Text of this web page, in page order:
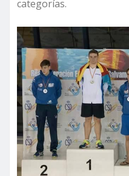
categorías.